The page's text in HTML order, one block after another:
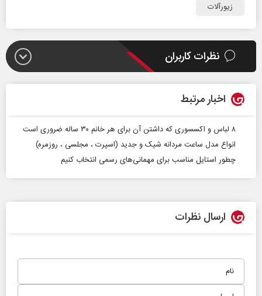
زیورآلات
نظرات کاربران
اخبار مرتبط
۸ لباس و اکسسوری که داشتن آن برای هر خانم ۳۰ ساله ضروری است
انواع مدل ساعت مردانه شیک و جدید (اسپرت ، مجلسی ، روزمره)
چطور استایل مناسب برای مهمانی‌های رسمی انتخاب کنیم
ارسال نظرات